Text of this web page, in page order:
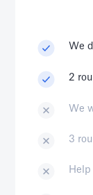
We
2
We
3